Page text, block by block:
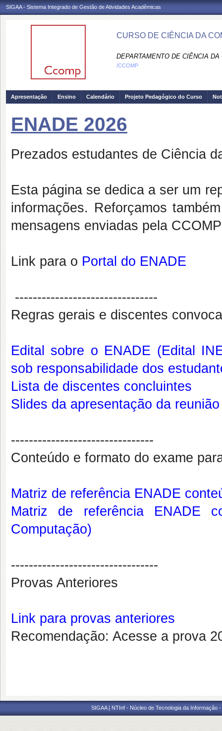
SIGAA - Sistema Integrado de Gestão de Atividades Acadêmicas
CURSO DE CIÊNCIA DA
DEPARTAMENTO DE CIÊNCIA
/CCOMP
Apresentação Ensino Calendário Projeto Pedagógico do Curso
ENADE 2026
Prezados estudantes de Ciência
Esta página se dedica a ser um
informações. Reforçamos
mensagens enviadas pela
Link para o Portal do ENADE
--------------------------------
Regras gerais e discentes
Edital sobre o ENADE (Edital
sob responsabilidade dos
Lista de discentes concluintes
Slides da apresentação da
--------------------------------
Conteúdo e formato do exame
Matriz de referência ENADE
Matriz de referência ENADE
Computação)
---------------------------------
Provas Anteriores
Link para provas anteriores
Recomendação: Acesse a prova
SIGAA | NTInf - Núcleo de Tecnologia da